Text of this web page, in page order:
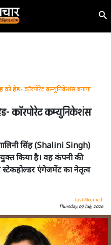
को हेड- कॉरपोरेट कम्युनिकेशंस बनाया
कॉरपोरेट कम्युनिकेशंस
सिंह (Shalini Singh)
किया है। वह कंपनी की
स्टेकहोल्डर एंगेजमेंट का नेतृत्व
Last Modified:
Thursday, 09 July, 2026